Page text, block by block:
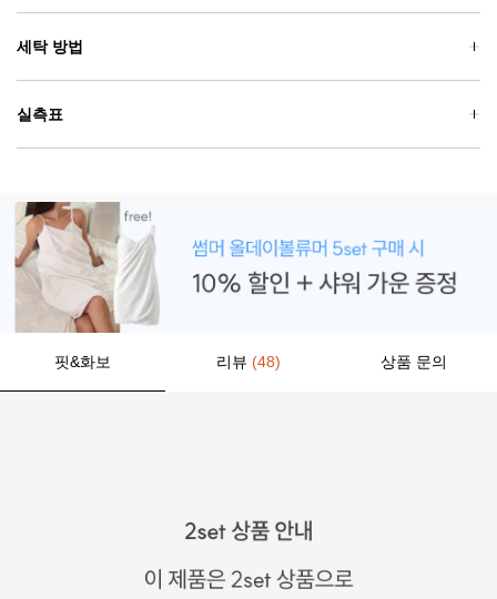
세탁 방법
실측표
핏&화보 리뷰 (48) 상품 문의